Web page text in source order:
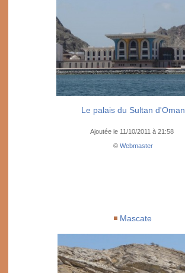
Le palais du Sultan d'Oman
Ajoutée le 11/10/2011 à 21:58
© Webmaster
Mascate